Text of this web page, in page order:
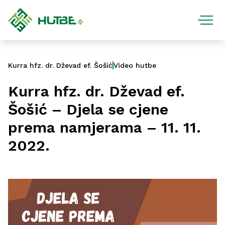
Kurra hfz. dr. Dževad ef. ŠošićVideo hutbe
Kurra hfz. dr. Dževad ef.
Šošić – Djela se cjene
prema namjerama – 11. 11.
2022.